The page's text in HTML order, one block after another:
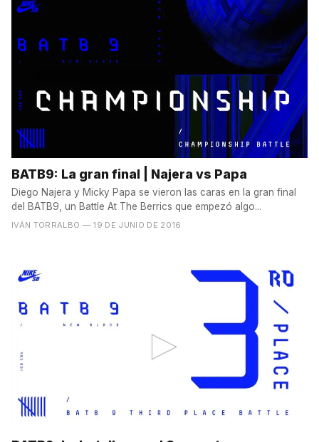
BATB9: La gran final | Najera vs Papa
Diego Najera y Micky Papa se vieron las caras en la gran final
del BATB9, un Battle At The Berrics que empezó algo...
IVÁN TORRALBO — 19 DE JUNIO DE 2016